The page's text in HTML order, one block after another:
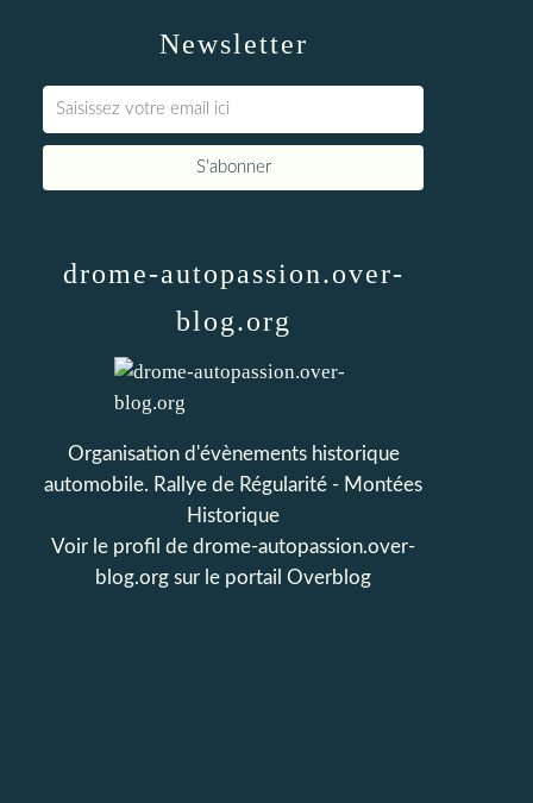
Newsletter
drome-autopassion.over-
blog.org
Organisation d'évènements historique
automobile. Rallye de Régularité - Montées
Historique
Voir le profil de drome-autopassion.over-
blog.org sur le portail Overblog